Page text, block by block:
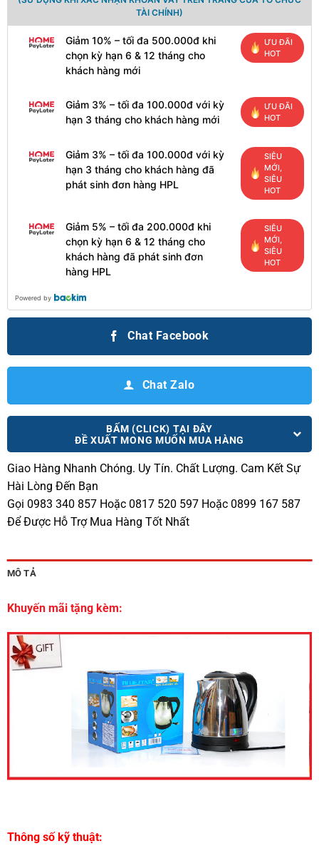
TÀI CHÍNH)
Giảm 10% – tối đa 500.000đ khi
chọn kỳ hạn 6 & 12 tháng cho
khách hàng mới
ƯU ĐÃI
HOT
Giảm 3% – tối đa 100.000đ với kỳ
hạn 3 tháng cho khách hàng mới
ƯU ĐÃI
HOT
Giảm 3% – tối đa 100.000đ với kỳ
hạn 3 tháng cho khách hàng đã
phát sinh đơn hàng HPL
SIÊU
MỚI,
SIÊU
HOT
Giảm 5% – tối đa 200.000đ khi
chọn kỳ hạn 6 & 12 tháng cho
khách hàng đã phát sinh đơn
hàng HPL
SIÊU
MỚI,
SIÊU
HOT
Powered by
Chat Facebook
Chat Zalo
BẤM (CLICK) TẠI ĐÂY
ĐỀ XUẤT MONG MUỐN MUA HÀNG
Giao Hàng Nhanh Chóng. Uy Tín. Chất Lượng. Cam Kết Sự
Hài Lòng Đến Bạn
Gọi 0983 340 857 Hoặc 0817 520 597 Hoặc 0899 167 587
Để Được Hỗ Trợ Mua Hàng Tốt Nhất
MÔ TẢ
Khuyến mãi tặng kèm:
Thông số kỹ thuật: